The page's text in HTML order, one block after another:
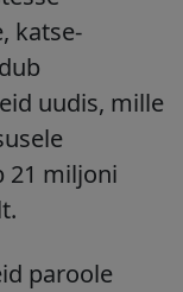
katse-
uudis, mille
21 miljoni
paroole